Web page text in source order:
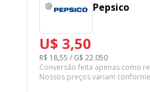
Pepsico
U$ 3,50
R$ 18,55 / G$ 22.050
Conversão feita apenas como
Nossos preços variam